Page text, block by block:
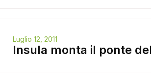
Luglio 12, 2011
Insula monta il ponte